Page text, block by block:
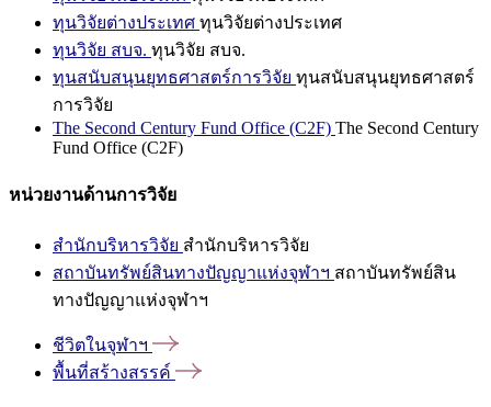
ทุนวิจัยต่างประเทศ ทุนวิจัยต่างประเทศ
ทุนวิจัย สบจ. ทุนวิจัย สบจ.
ทุนสนับสนุนยุทธศาสตร์การวิจัย ทุนสนับสนุนยุทธศาสตร์
การวิจัย
The Second Century Fund Office (C2F) The Second Century
Fund Office (C2F)
หน่วยงานด้านการวิจัย
สำนักบริหารวิจัย สำนักบริหารวิจัย
สถาบันทรัพย์สินทางปัญญาแห่งจุฬาฯ สถาบันทรัพย์สิน
ทางปัญญาแห่งจุฬาฯ
ชีวิตในจุฬาฯ
พื้นที่สร้างสรรค์